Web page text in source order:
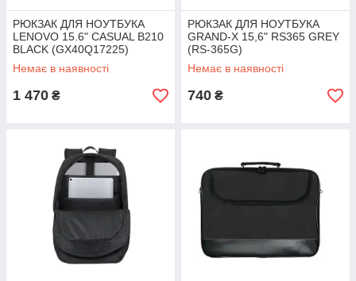
РЮКЗАК ДЛЯ НОУТБУКА
LENOVO 15.6" CASUAL B210
BLACK (GX40Q17225)
Немає в наявності
1 470 ₴
РЮКЗАК ДЛЯ НОУТБУКА
GRAND-X 15,6" RS365 GREY
(RS-365G)
Немає в наявності
740 ₴